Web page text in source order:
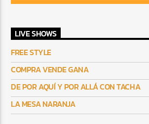
LIVE SHOWS
FREE STYLE
COMPRA VENDE GANA
DE POR AQUÍ Y POR ALLÁ CON TACHA
LA MESA NARANJA